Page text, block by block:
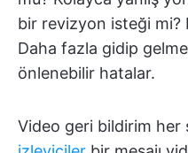
bir revizyon isteği mi?
Daha fazla gidip
önlenebilir hatalar.
Video geri bildirim her